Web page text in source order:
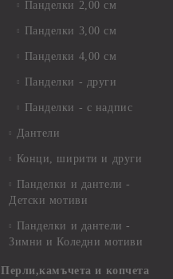
Панделки 2,00 см
Панделки 3,00 см
Панделки 4,00 см
Панделки - други
Панделки - с надпис
Дантели
Конци, ширити и други
Панделки и дантели -
Детски мотиви
Панделки и дантели -
Зимни и Коледни мотиви
Перли,камъчета и копчета